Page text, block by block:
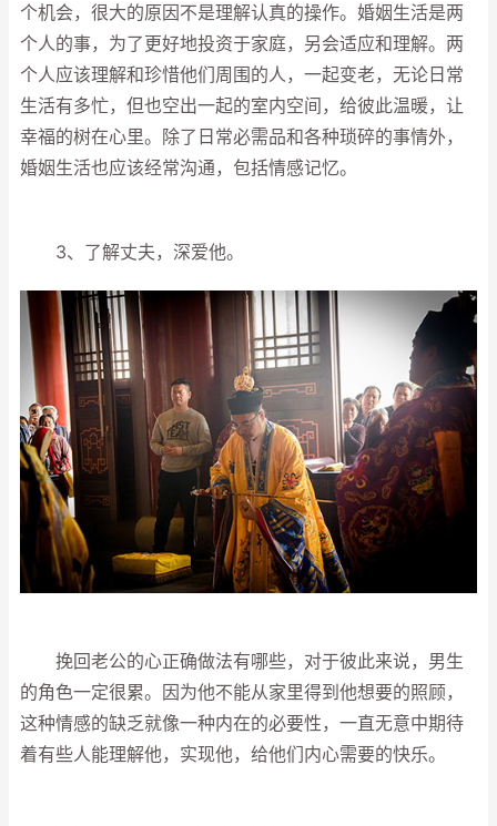
个机会，很大的原因不是理解认真的操作。婚姻生活是两
个人的事，为了更好地投资于家庭，另会适应和理解。两
个人应该理解和珍惜他们周围的人，一起变老，无论日常
生活有多忙，但也空出一起的室内空间，给彼此温暖，让
幸福的树在心里。除了日常必需品和各种琐碎的事情外，
婚姻生活也应该经常沟通，包括情感记忆。
3、了解丈夫，深爱他。
挽回老公的心正确做法有哪些，对于彼此来说，男生
的角色一定很累。因为他不能从家里得到他想要的照顾，
这种情感的缺乏就像一种内在的必要性，一直无意中期待
着有些人能理解他，实现他，给他们内心需要的快乐。